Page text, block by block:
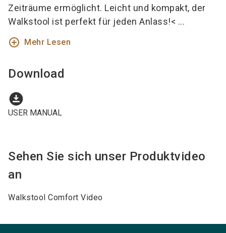
Zeiträume ermöglicht. Leicht und kompakt, der
Walkstool ist perfekt für jeden Anlass!< ...
add_circle_outline Mehr Lesen
Download
download_for_offline
USER MANUAL
Sehen Sie sich unser Produktvideo
an
Walkstool Comfort Video